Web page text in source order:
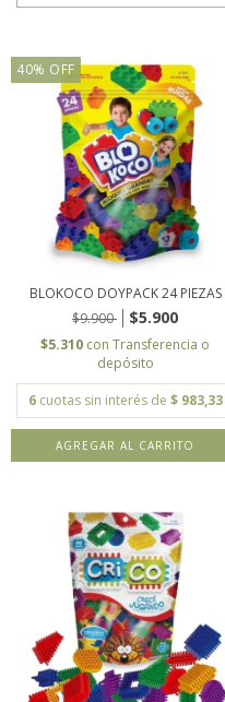
40% OFF
BLOKOCO DOYPACK 24 PIEZAS
$9.900
$5.900
$5.310 con Transferencia o
depósito
6 cuotas sin interés de $ 983,33